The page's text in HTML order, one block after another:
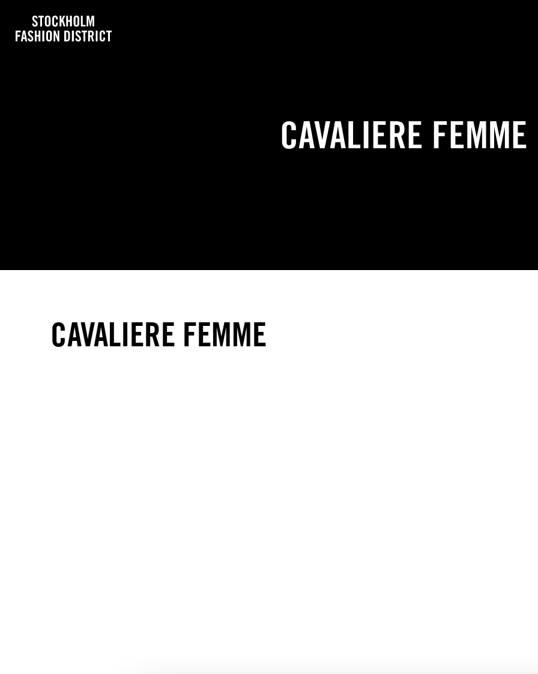
CAVALIERE FEMME
CAVALIERE FEMME